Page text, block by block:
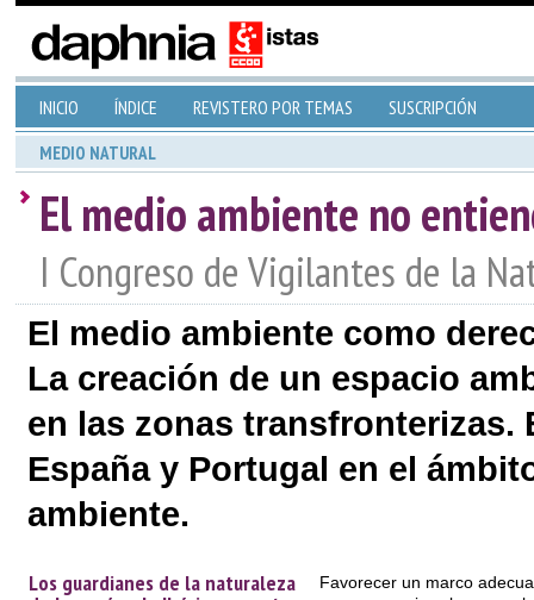
INICIO ÍNDICE REVISTERO POR TEMAS SUSCRIPCIÓN
MEDIO NATURAL
El medio ambiente no
I Congreso de Vigilantes de la
El medio ambiente como
La creación de un espacio
en las zonas transfronterizas.
España y Portugal en el
ambiente.
Los guardianes de la naturaleza
Favorecer un marco